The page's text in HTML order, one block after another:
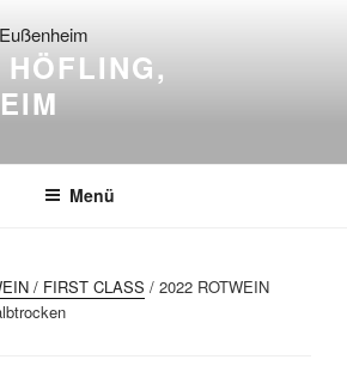
Menü
/ FIRST CLASS / 2022 ROTWEIN